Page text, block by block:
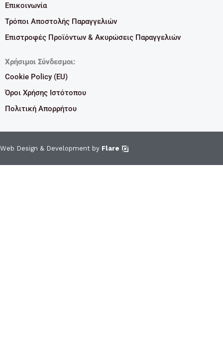
Επικοινωνία
Τρόποι Αποστολής Παραγγελιών
Επιστροφές Προϊόντων & Ακυρώσεις Παραγγελιών
Χρήσιμοι Σύνδεσμοι:
Cookie Policy (EU)
Όροι Χρήσης Ιστότοπου
Πολιτική Απορρήτου
Web Design & Development by Flare